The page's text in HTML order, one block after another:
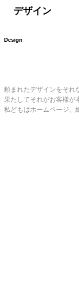
デザイン
Design
頼まれたデザインをそれ
果たしてそれがお客様が
私どもはホームページ、